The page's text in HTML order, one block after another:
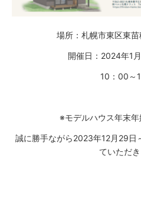
場所：札幌市東区東
開催日：2024年1
10：00～
※モデルハウス年末
誠に勝手ながら2023年12月29
ていただき